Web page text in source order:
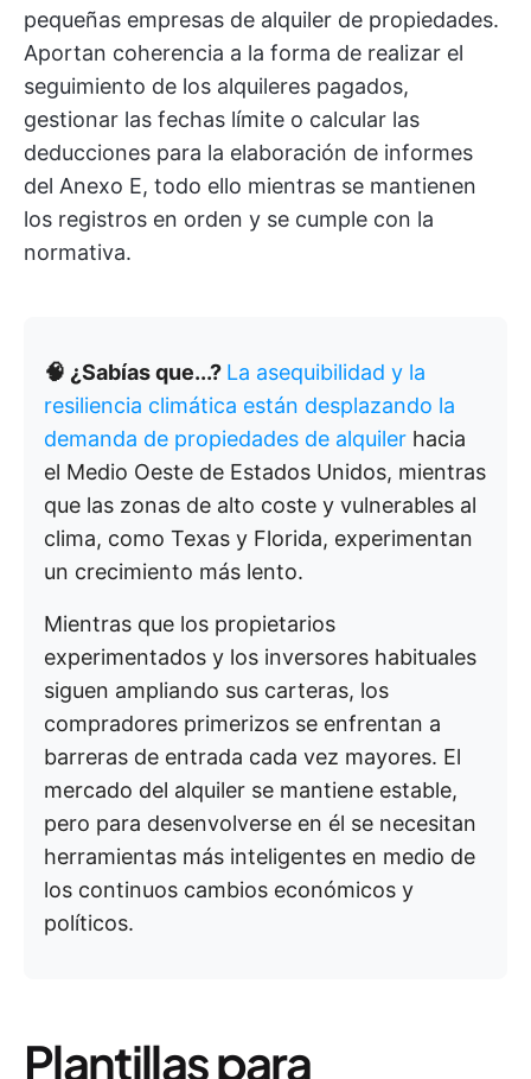
pequeñas empresas de alquiler de propiedades.
Aportan coherencia a la forma de realizar el
seguimiento de los alquileres pagados,
gestionar las fechas límite o calcular las
deducciones para la elaboración de informes
del Anexo E, todo ello mientras se mantienen
los registros en orden y se cumple con la
normativa.
🧠 ¿Sabías que...? La asequibilidad y la
resiliencia climática están desplazando la
demanda de propiedades de alquiler hacia
el Medio Oeste de Estados Unidos, mientras
que las zonas de alto coste y vulnerables al
clima, como Texas y Florida, experimentan
un crecimiento más lento.
Mientras que los propietarios
experimentados y los inversores habituales
siguen ampliando sus carteras, los
compradores primerizos se enfrentan a
barreras de entrada cada vez mayores. El
mercado del alquiler se mantiene estable,
pero para desenvolverse en él se necesitan
herramientas más inteligentes en medio de
los continuos cambios económicos y
políticos.
Plantillas para